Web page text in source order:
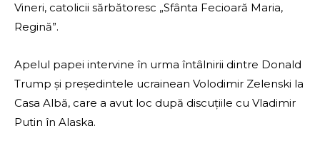
Vineri, catolicii sărbătoresc „Sfânta Fecioară Maria,
Regină”.
Apelul papei intervine în urma întâlnirii dintre Donald
Trump și președintele ucrainean Volodimir Zelenski la
Casa Albă, care a avut loc după discuțiile cu Vladimir
Putin în Alaska.